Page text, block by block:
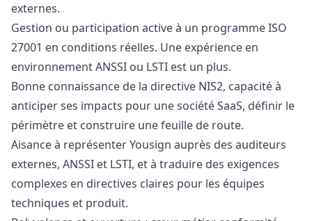
externes.
Gestion ou participation active à un programme ISO
27001 en conditions réelles. Une expérience en
environnement ANSSI ou LSTI est un plus.
Bonne connaissance de la directive NIS2, capacité à
anticiper ses impacts pour une société SaaS, définir le
périmètre et construire une feuille de route.
Aisance à représenter Yousign auprès des auditeurs
externes, ANSSI et LSTI, et à traduire des exigences
complexes en directives claires pour les équipes
techniques et produit.